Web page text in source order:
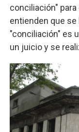
conciliación"
entienden que se
"conciliación" es
un juicio y se